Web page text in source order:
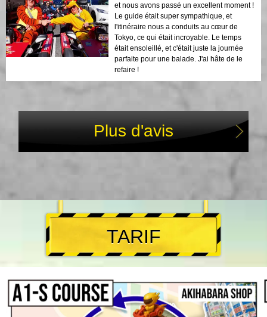
et nous avons passé un excellent moment !
Le guide était super sympathique, et
l'itinéraire nous a conduits au cœur de
Tokyo, ce qui était incroyable. Le temps
était ensoleillé, et c'était juste la journée
parfaite pour une balade. J'ai hâte de le
refaire !
Plus d'avis
TARIF